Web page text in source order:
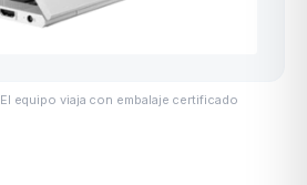
equipo viaja con embalaje certificado